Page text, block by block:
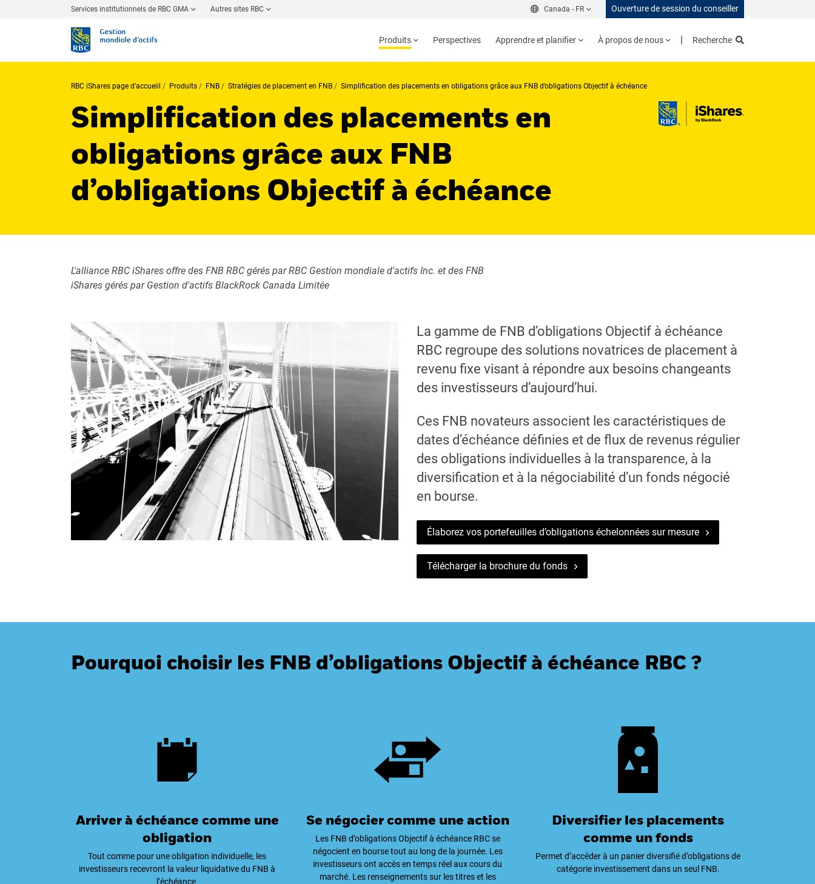
Services institutionnels de RBC GMA Autres sites RBC Canada - FR Ouverture de session du conseiller
Produits Perspectives Apprendre et planifier À propos de nous Recherche
RBC iShares page d’accueiil Produits FNB Stratégies de placement en FNB Simplification des placements en obligations grâce aux FNB d’obligations Objectif à échéance
Simplification des placements en
obligations grâce aux FNB
d’obligations Objectif à échéance
L'alliance RBC iShares offre des FNB RBC gérés par RBC Gestion mondiale d'actifs Inc. et des FNB
iShares gérés par Gestion d'actifs BlackRock Canada Limitée
La gamme de FNB d’obligations Objectif à échéance
RBC regroupe des solutions novatrices de placement à
revenu fixe visant à répondre aux besoins changeants
des investisseurs d’aujourd’hui.
Ces FNB novateurs associent les caractéristiques de
dates d’échéance définies et de flux de revenus régulier
des obligations individuelles à la transparence, à la
diversification et à la négociabilité d’un fonds négocié
en bourse.
Élaborez vos portefeuilles d’obligations échelonnées sur mesure
Télécharger la brochure du fonds
Pourquoi choisir les FNB d’obligations Objectif à échéance RBC ?
Arriver à échéance comme une
obligation
Tout comme pour une obligation individuelle, les
investisseurs recevront la valeur liquidative du FNB à
l’échéance.
Se négocier comme une action
Les FNB d’obligations Objectif à échéance RBC se
négocient en bourse tout au long de la journée. Les
investisseurs ont accès en temps réel aux cours du
marché. Les renseignements sur les titres et les
Diversifier les placements
comme un fonds
Permet d’accéder à un panier diversifié d’obligations de
catégorie investissement dans un seul FNB.